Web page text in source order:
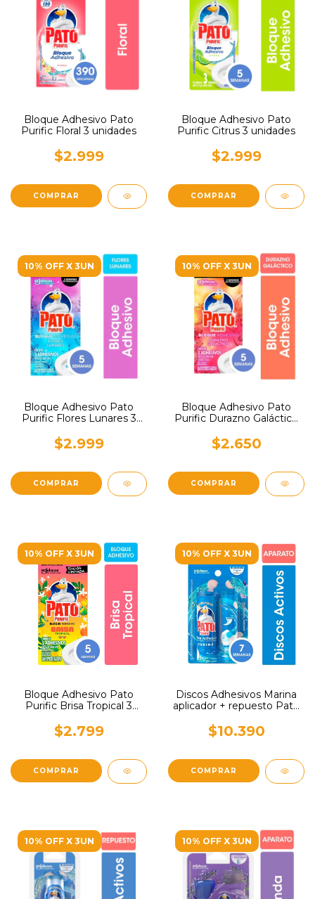
Bloque Adhesivo Pato
Purific Floral 3 unidades
$2.999
Bloque Adhesivo Pato
Purific Citrus 3 unidades
$2.999
10% OFF X 3UN
Bloque Adhesivo Pato
Purific Flores Lunares 3
$2.999
10% OFF X 3UN
Bloque Adhesivo Pato
Purific Durazno Galáctico
$2.650
10% OFF X 3UN
Bloque Adhesivo Pato
Purific Brisa Tropical 3
$2.799
10% OFF X 3UN
Discos Adhesivos Marina
aplicador + repuesto Pato
$10.390
10% OFF X 3UN 10% OFF X 3UN